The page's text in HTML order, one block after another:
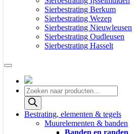
Sierbestrating Berkum
Sierbestrating Wezep
Sierbestrating Nieuwleusen
Sierbestrating Oudleusen
Sierbestrating Hasselt
Producten
zoeken
Bestrating, elementen & tegels
Muurelementen & banden
Banden en randen